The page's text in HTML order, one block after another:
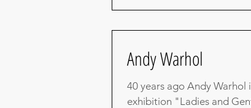
Andy Warhol
40 years ago Andy Warhol
exhibition "Ladies and